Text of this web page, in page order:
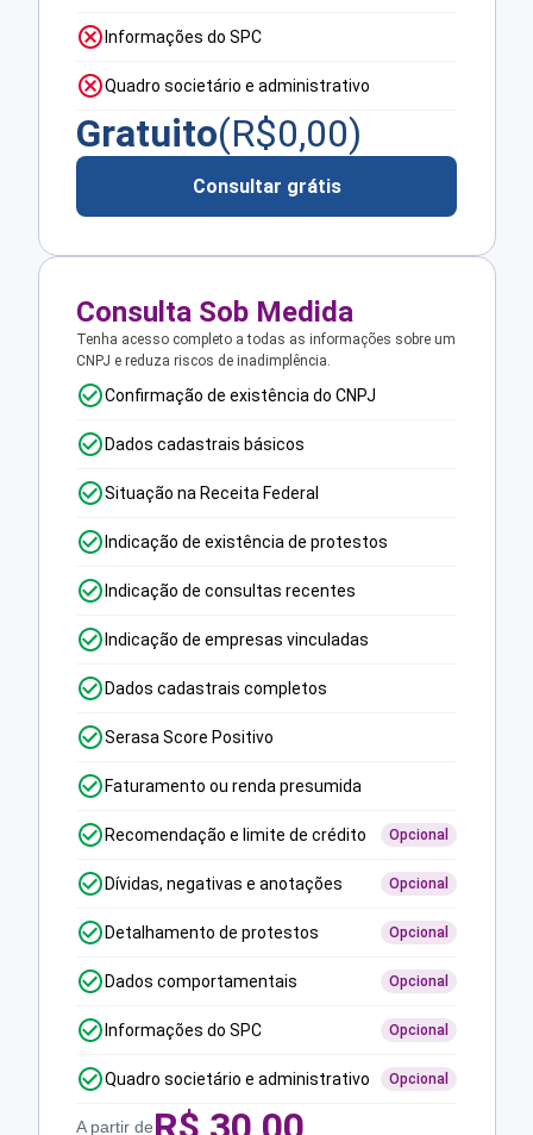
Informações do SPC
Quadro societário e administrativo
Gratuito(R$0,00)
Consultar grátis
Consulta Sob Medida
Tenha acesso completo a todas as informações sobre um
CNPJ e reduza riscos de inadimplência.
Confirmação de existência do CNPJ
Dados cadastrais básicos
Situação na Receita Federal
Indicação de existência de protestos
Indicação de consultas recentes
Indicação de empresas vinculadas
Dados cadastrais completos
Serasa Score Positivo
Faturamento ou renda presumida
Recomendação e limite de crédito Opcional
Dívidas, negativas e anotações Opcional
Detalhamento de protestos Opcional
Dados comportamentais Opcional
Informações do SPC Opcional
Quadro societário e administrativo Opcional
A partir de